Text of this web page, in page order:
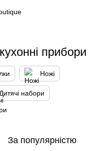
прибори
Ножі
Дитячі набори
За популярністю